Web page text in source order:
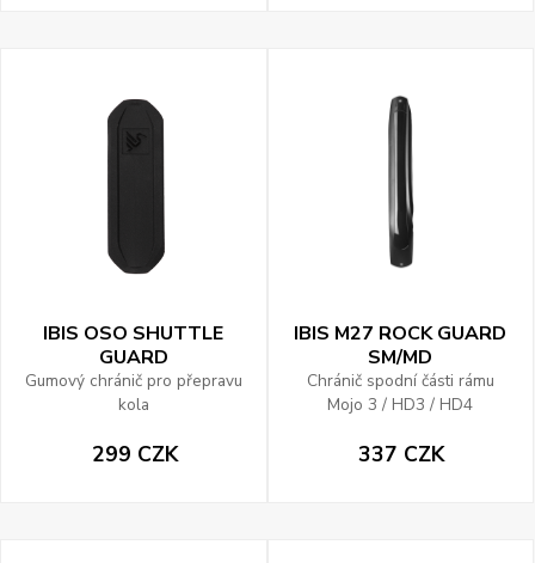
IBIS OSO SHUTTLE
GUARD
Gumový chránič pro přepravu
kola
299 CZK
IBIS M27 ROCK GUARD
SM/MD
Chránič spodní části rámu
Mojo 3 / HD3 / HD4
337 CZK